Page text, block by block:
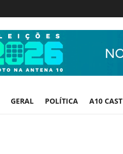
GERAL POLÍTICA A10 CAST